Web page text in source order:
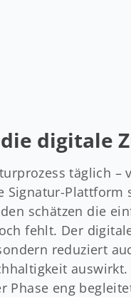
digitale
täglich –
Plattform
schätzen die
fehlt. Der
reduziert
eng